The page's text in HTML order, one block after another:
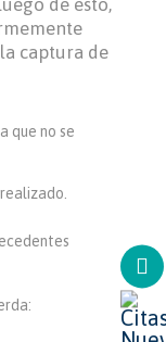
captura de
que no se